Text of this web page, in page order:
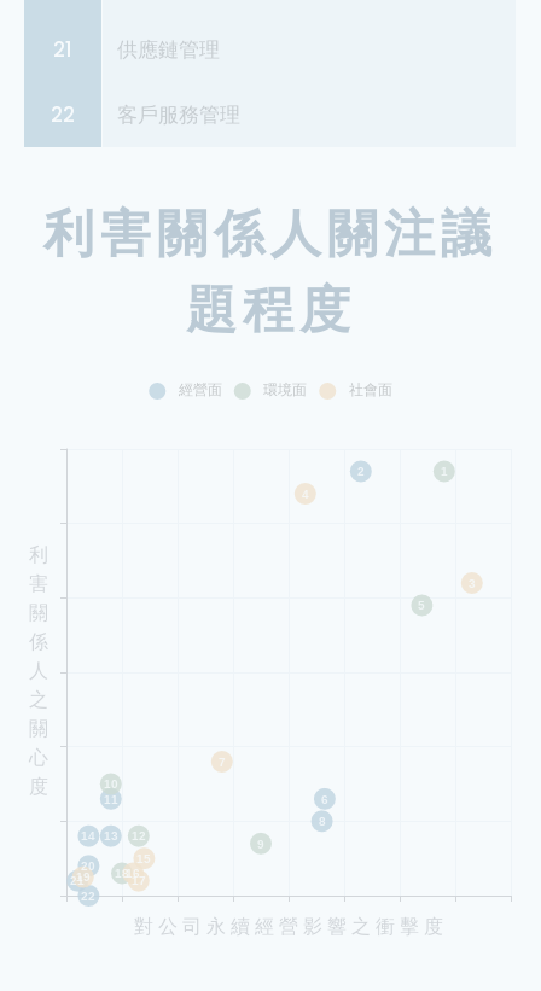
21 供應鏈管理
22 客戶服務管理
利害關係人關注議
題程度